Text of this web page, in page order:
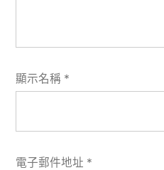
顯示名稱 *
電子郵件地址 *